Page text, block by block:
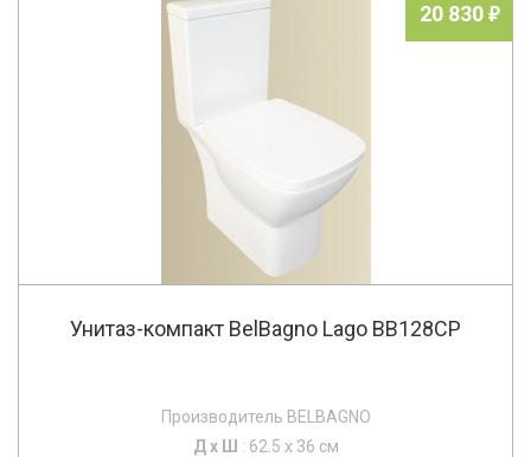
20 830
Унитаз-компакт BelBagno Lago BB128CP
Производитель BELBAGNO
Д х Ш : 62.5 x 36 см